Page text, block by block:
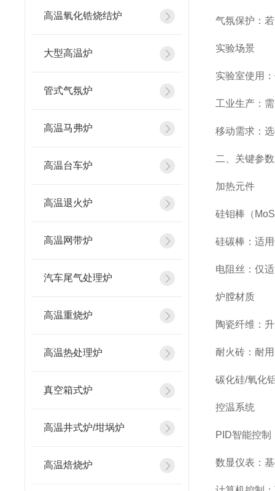
高温氧化锆烧结炉
大型高温炉
管式气氛炉
高温马弗炉
高温台车炉
高温退火炉
高温网带炉
汽车尾气处理炉
高温重烧炉
高温热处理炉
真空箱式炉
高温井式炉/坩埚炉
高温焙烧炉
气氛保护：
实验场景
实验室使用
工业生产：
移动需求：
二、关键参
加热元件
硅钼棒（
硅碳棒：适
电阻丝：仅
炉膛材质
陶瓷纤维：
耐火砖：耐
碳化硅/氧化
控温系统
PID智能控制
数显仪表：